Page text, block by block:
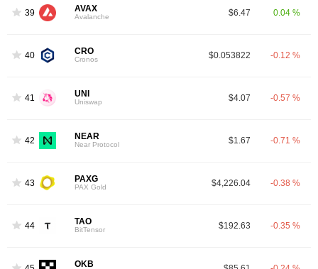
39 AVAX
Avalanche $6.47 0.04 %
40 CRO
Cronos $0.053822 -0.12 %
41 UNI
Uniswap $4.07 -0.57 %
42 NEAR
Near Protocol $1.67 -0.71 %
43 PAXG
PAX Gold $4,226.04 -0.38 %
44 TAO
BitTensor $192.63 -0.35 %
OKB